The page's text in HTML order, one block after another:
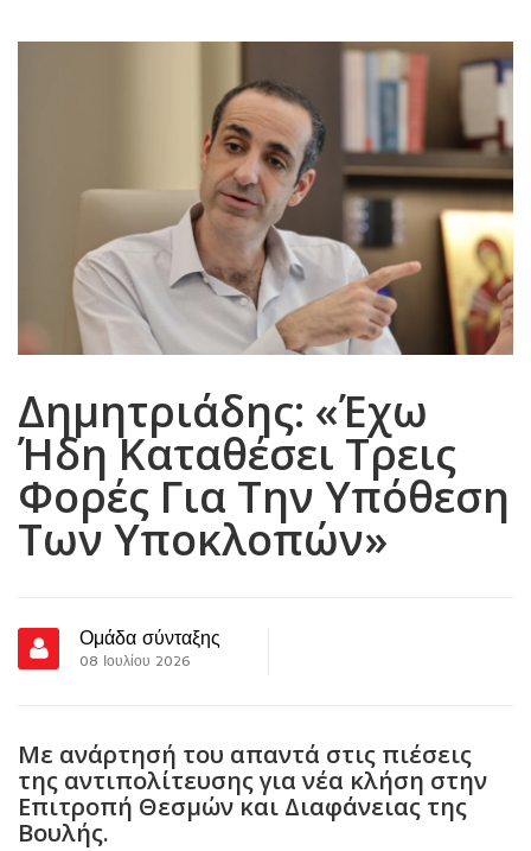
Δημητριάδης: «Έχω
Ήδη Καταθέσει Τρεις
Φορές Για Την Υπόθεση
Των Υποκλοπών»
Ομάδα σύνταξης
08 Ιουλίου 2026
Με ανάρτησή του απαντά στις πιέσεις
της αντιπολίτευσης για νέα κλήση στην
Επιτροπή Θεσμών και Διαφάνειας της
Βουλής.